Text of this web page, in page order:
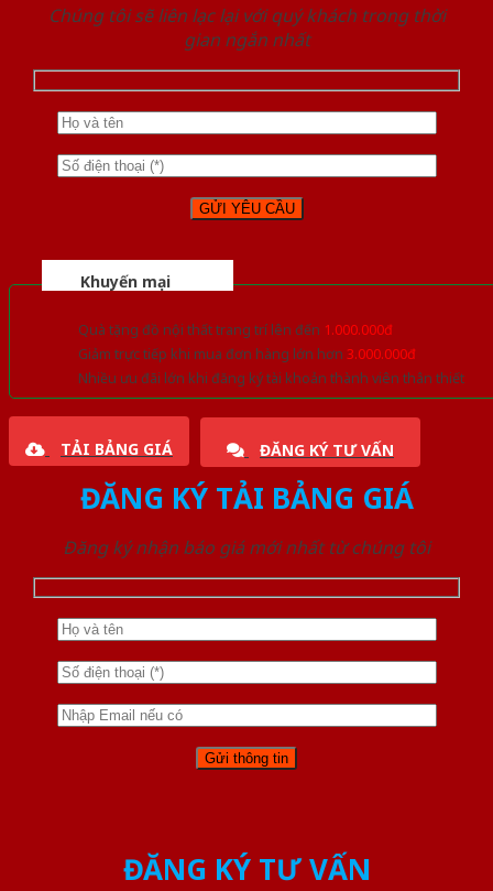
Chúng tôi sẽ liên lạc lại với quý khách trong thời
gian ngắn nhất
Khuyến mại
Quà tặng đồ nội thất trang trí lên đến 1.000.000đ
Giảm trực tiếp khi mua đơn hàng lớn hơn 3.000.000đ
Nhiều ưu đãi lớn khi đăng ký tài khoản thành viên thân thiết
TẢI BẢNG GIÁ ĐĂNG KÝ TƯ VẤN
ĐĂNG KÝ TẢI BẢNG GIÁ
Đăng ký nhận báo giá mới nhất từ chúng tôi
ĐĂNG KÝ TƯ VẤN